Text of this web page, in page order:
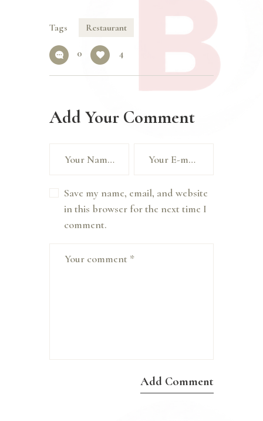
Tags Restaurant
0 4
Add Your Comment
Save my name, email, and website
in this browser for the next time I
comment.